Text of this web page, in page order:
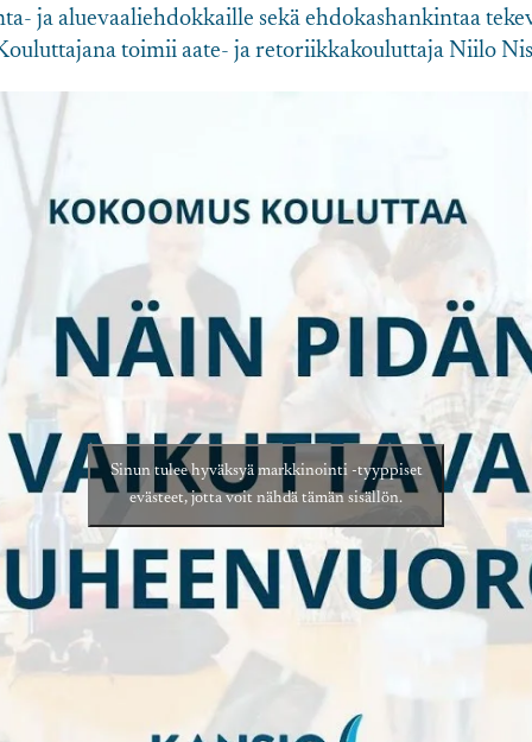
ja aluevaaliehdokkaille sekä ehdokashankintaa
toimii aate- ja retoriikkakouluttaja Niilo
Sinun tulee hyväksyä markkinointi -tyyppiset
evästeet, jotta voit nähdä tämän sisällön.